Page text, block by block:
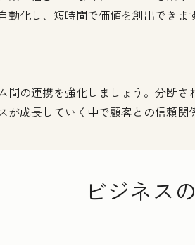
動化し、短時間で価値を創出できま
間の連携を強化しましょう。分断
が成長していく中で顧客との信頼関
ビジネス